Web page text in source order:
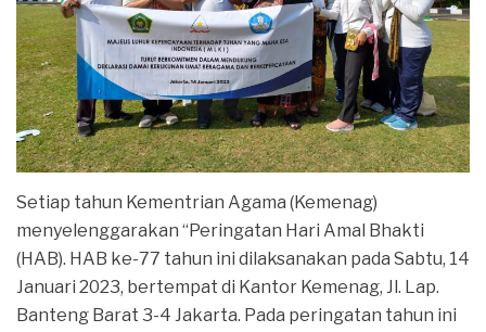
Setiap tahun Kementrian Agama (Kemenag)
menyelenggarakan “Peringatan Hari Amal Bhakti
(HAB). HAB ke-77 tahun ini dilaksanakan pada Sabtu, 14
Januari 2023, bertempat di Kantor Kemenag, Jl. Lap.
Banteng Barat 3-4 Jakarta. Pada peringatan tahun ini